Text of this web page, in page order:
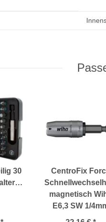
30
CentroFix
magnetisch
E6,3 SW 1/